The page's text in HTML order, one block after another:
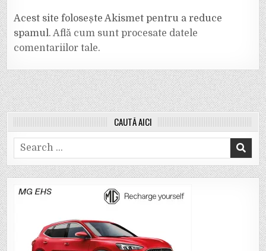
Acest site folosește Akismet pentru a reduce
spamul.Află cum sunt procesate datele
comentariilor tale.
CAUTĂ AICI
Search
for: